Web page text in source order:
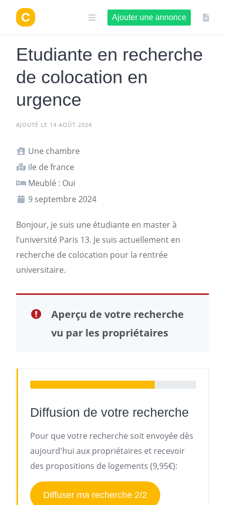
contenu
Ajouter une annonce
Etudiante en recherche
de colocation en
urgence
AJOUTÉ LE 14 AOÛT 2024
Une chambre
ile de france
Meublé : Oui
9 septembre 2024
Bonjour, je suis une étudiante en master à
l’université Paris 13. Je suis actuellement en
recherche de colocation pour la rentrée
universitaire.
Aperçu de votre recherche
vu par les propriétaires
Diffusion de votre recherche
Pour que votre recherche soit envoyée dès
aujourd'hui aux propriétaires et recevoir
des propositions de logements (9,95€):
Diffuser ma recherche 2/2